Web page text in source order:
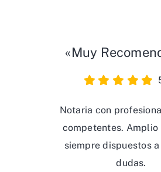
«Muy
Notaria con
competentes. Amplio
siempre dispuestos
dudas.